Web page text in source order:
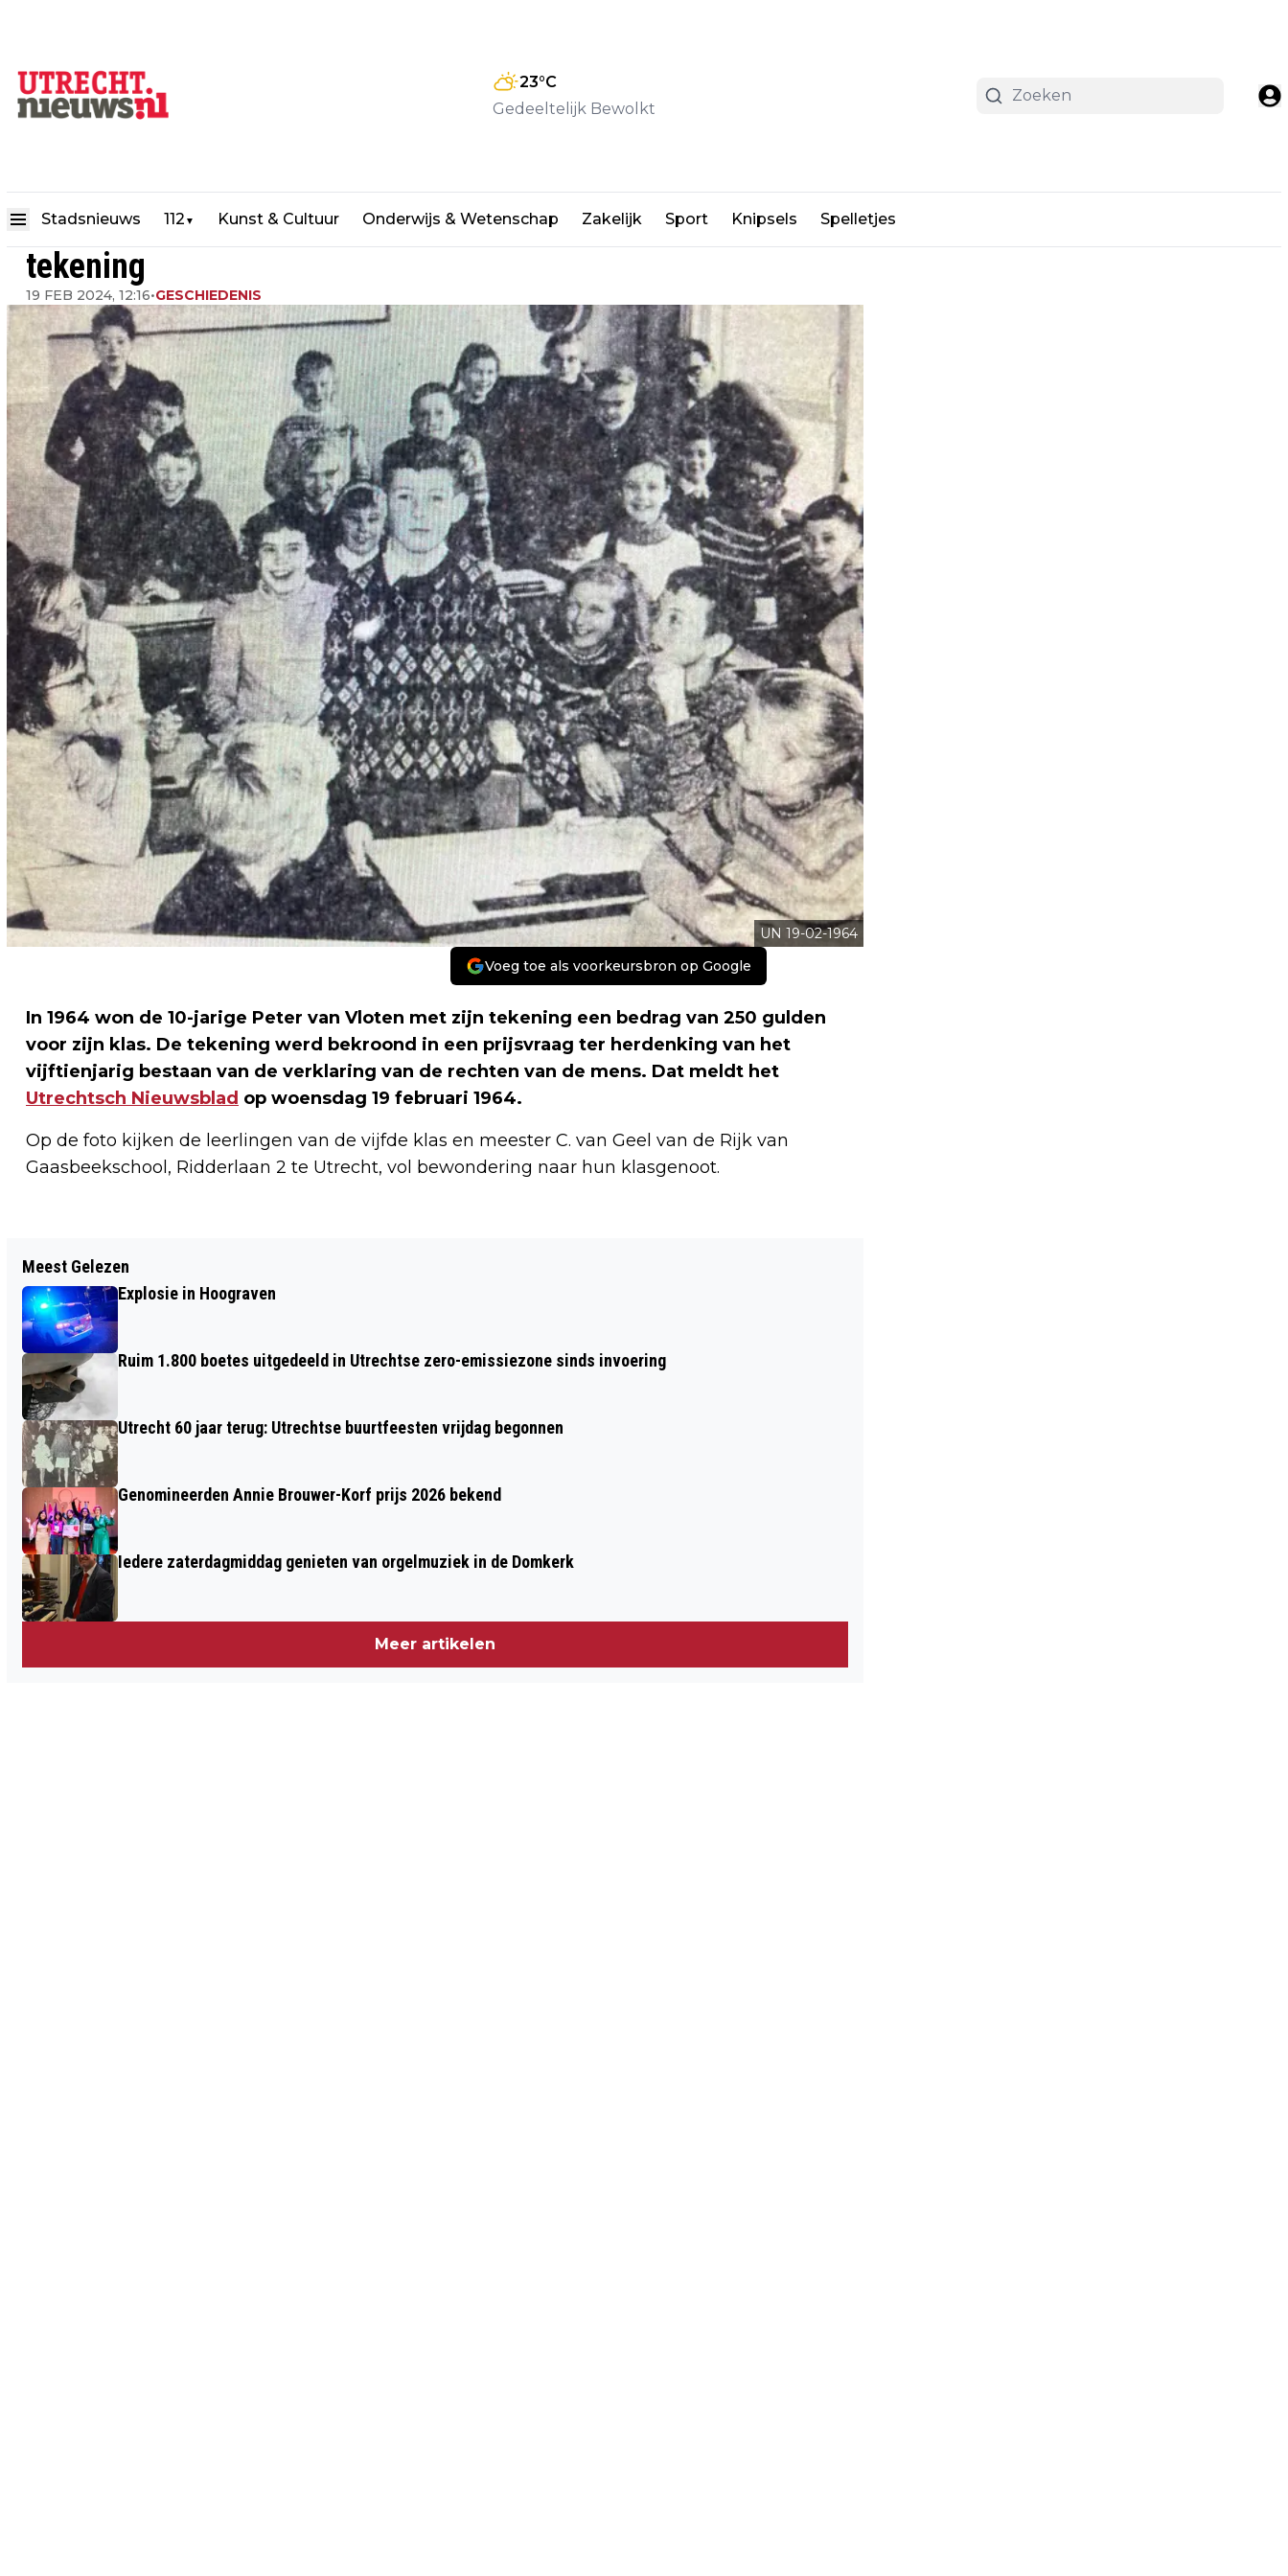
23°C
Gedeeltelijk Bewolkt
Stadsnieuws 112 ▼ Kunst & Cultuur Onderwijs & Wetenschap Zakelijk Sport Knipsels Spelletjes
Utrecht 60 jaar terug: Peter van Vloten wint 250 gulden met
tekening
19 FEB 2024, 12:16•GESCHIEDENIS
UN 19-02-1964
Voeg toe als voorkeursbron op Google
In 1964 won de 10-jarige Peter van Vloten met zijn tekening een bedrag van 250 gulden
voor zijn klas. De tekening werd bekroond in een prijsvraag ter herdenking van het
vijftienjarig bestaan van de verklaring van de rechten van de mens. Dat meldt het
Utrechtsch Nieuwsblad op woensdag 19 februari 1964.
Op de foto kijken de leerlingen van de vijfde klas en meester C. van Geel van de Rijk van
Gaasbeekschool, Ridderlaan 2 te Utrecht, vol bewondering naar hun klasgenoot.
MEDEWERKER VAN DER HOEVEN KLINIEK
ONTSLAGEN VANWEGE SCHENDING
INTEGRITEITSBELEID
Meest Gelezen
Explosie in Hoograven
Ruim 1.800 boetes uitgedeeld in Utrechtse zero-emissiezone sinds invoering
Utrecht 60 jaar terug: Utrechtse buurtfeesten vrijdag begonnen
Genomineerden Annie Brouwer-Korf prijs 2026 bekend
Iedere zaterdagmiddag genieten van orgelmuziek in de Domkerk
Meer artikelen